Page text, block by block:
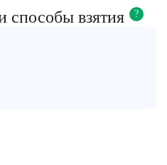
способы взятия ?